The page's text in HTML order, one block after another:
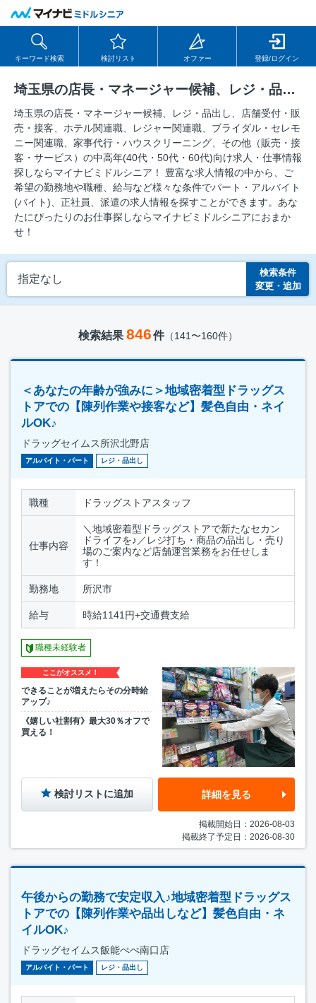
キーワード検索 検討リスト オファー 登録/ログイン
埼玉県の店長・マネージャー候補、レジ・品出し、店舗受付・販売・接客、ホテル関連職、レジャー関連職、ブライダル・セレモニー関連職、家事代行・ハウスクリーニング、その他（販売・接客・サービス）の求人
埼玉県の店長・マネージャー候補、レジ・品出し、店舗受付・販
売・接客、ホテル関連職、レジャー関連職、ブライダル・セレモ
ニー関連職、家事代行・ハウスクリーニング、その他（販売・接
客・サービス）の中⾼年(40代・50代・60代)向け求⼈・仕事情報
探しならマイナビミドルシニア！ 豊富な求人情報の中から、ご
希望の勤務地や職種、給与など様々な条件でパート・アルバイト
(バイト)、正社員、派遣の求人情報を探すことができます。あな
たにぴったりのお仕事探しならマイナビミドルシニアにおまか
せ！
指定なし
検索条件
変更・追加
検索結果 846件（141〜160件）
＜あなたの年齢が強みに＞地域密着型ドラッグス
トアでの【陳列作業や接客など】髪色自由・ネイ
ルOK♪
ドラッグセイムス所沢北野店
アルバイト・パート レジ・品出し
職種 ドラッグストアスタッフ
仕事内容
＼地域密着型ドラッグストアで新たなセカン
ドライフを♪／レジ打ち・商品の品出し・売り
場のご案内など店舗運営業務をお任せしま
す！
勤務地 所沢市
給与 時給1141円+交通費支給
職種未経験者
ここがオススメ！
できることが増えたらその分時給
アップ♪
《嬉しい社割有》最大30％オフで
買える！
検討リストに追加 詳細を見る
掲載開始日：2026-08-03
掲載終了予定日：2026-08-30
午後からの勤務で安定収入♪地域密着型ドラッグス
トアでの【陳列作業や品出しなど】髪色自由・ネ
イルOK♪
ドラッグセイムス飯能ぺぺ南口店
アルバイト・パート レジ・品出し